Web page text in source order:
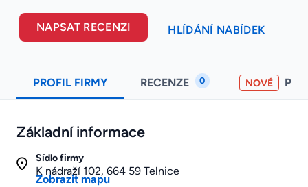
NAPSAT RECENZI HLÍDÁNÍ NABÍDEK
PROFIL FIRMY RECENZE 0 NOVÉ
Základní informace
Sídlo firmy
K nádraží 102, 664 59 Telnice
Zobrazit mapu